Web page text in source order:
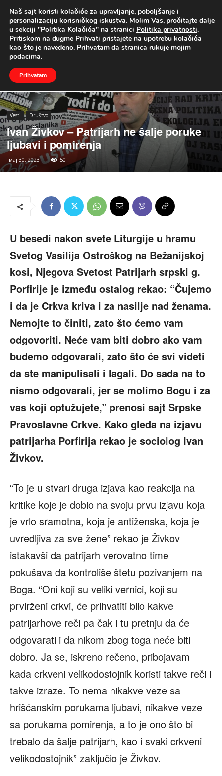
UŽIVO
Naslovna Vesti Društvo
Vesti Društvo
Ivan Živkov – Patrijarh ne šalje poruke
ljubavi i pomirenja
мај 30, 2023 50
U besedi nakon svete Liturgije u hramu
Svetog Vasilija Ostroškog na Bežanijskoj
kosi, Njegova Svetost Patrijarh srpski g.
Porfirije je između ostalog rekao: “Čujemo
i da je Crkva kriva i za nasilje nad ženama.
Nemojte to činiti, zato što ćemo vam
odgovoriti. Neće vam biti dobro ako vam
budemo odgovarali, zato što će svi videti
da ste manipulisali i lagali. Do sada na to
nismo odgovarali, jer se molimo Bogu i za
vas koji optužujete,” prenosi sajt Srpske
Pravoslavne Crkve. Kako gleda na izjavu
patrijarha Porfirija rekao je sociolog Ivan
Živkov.
“To je u stvari druga izjava kao reakcija na
kritike koje je dobio na svoju prvu izjavu koja
je vrlo sramotna, koja je antiženska, koja je
uvredljiva za sve žene” rekao je Živkov
istakavši da patrijarh verovatno time
pokušava da kontroliše štetu pozivanjem na
Boga. “Oni koji su veliki vernici, koji su
prvirženi crkvi, će prihvatiti bilo kakve
patrijarhove reči pa čak i tu pretnju da će
odgovarati i da nikom zbog toga neće biti
dobro. Ja se, iskreno rečeno, pribojavam
kada crkveni velikodostojnik koristi takve reči i
takve izraze. To nema nikakve veze sa
hrišćanskim porukama ljubavi, nikakve veze
sa porukama pomirenja, a to je ono što bi
trebalo da šalje patrijarh, kao i svaki crkveni
velikodostojnik” zaključio je Živkov.
Naš sajt koristi kolačiće za upravljanje, poboljšanje i
personalizaciju korisničkog iskustva. Molim Vas, pročitajte dalje
u sekciji "Politika Kolačića" na stranici Politika privatnosti.
Pritiskom na dugme Prihvati pristajete na upotrebu kolačića
kao što je navedeno. Prihvatam da stranica rukuje mojim
podacima.
Prihvatam